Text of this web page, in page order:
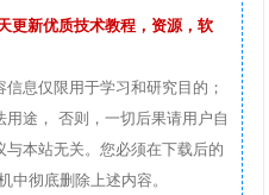
更新优质技术教程，资源，软
息仅限用于学习和研究目的；
途， 否则，一切后果请用户自
本站无关。您必须在下载后的
彻底删除上述内容。